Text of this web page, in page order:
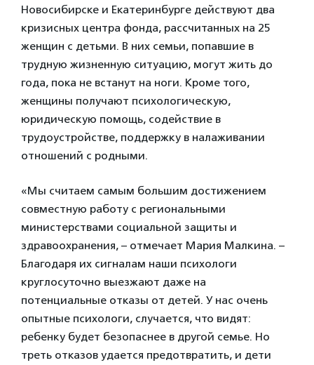
Новосибирске и Екатеринбурге действуют два
кризисных центра фонда, рассчитанных на 25
женщин с детьми. В них семьи, попавшие в
трудную жизненную ситуацию, могут жить до
года, пока не встанут на ноги. Кроме того,
женщины получают психологическую,
юридическую помощь, содействие в
трудоустройстве, поддержку в налаживании
отношений с родными.
«Мы считаем самым большим достижением
совместную работу с региональными
министерствами социальной защиты и
здравоохранения, – отмечает Мария Малкина. –
Благодаря их сигналам наши психологи
круглосуточно выезжают даже на
потенциальные отказы от детей. У нас очень
опытные психологи, случается, что видят:
ребенку будет безопаснее в другой семье. Но
треть отказов удается предотвратить, и дети